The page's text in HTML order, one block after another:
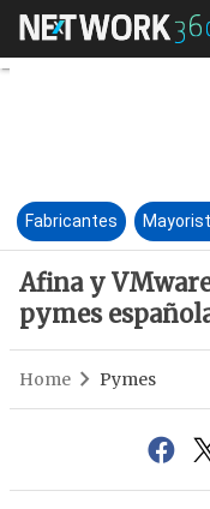
Fabricantes
Afina y
pymes
Home Pymes